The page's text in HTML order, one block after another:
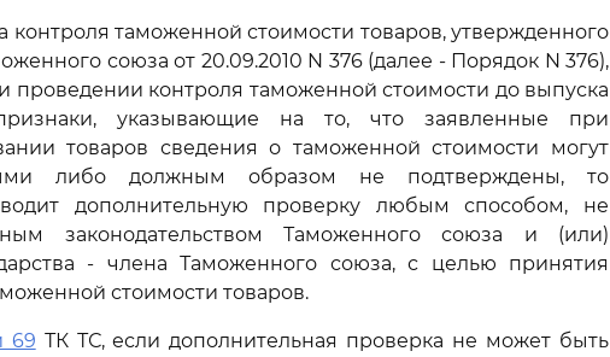
контроля таможенной стоимости товаров, утвержденного
союза от 20.09.2010 N 376 (далее - Порядок N 376),
проведении контроля таможенной стоимости до выпуска
указывающие на то, что заявленные при
товаров сведения о таможенной стоимости могут
либо должным образом не подтверждены, то
дополнительную проверку любым способом, не
законодательством Таможенного союза и (или)
- члена Таможенного союза, с целью принятия
стоимости товаров.
69 ТК ТС, если дополнительная проверка не может быть